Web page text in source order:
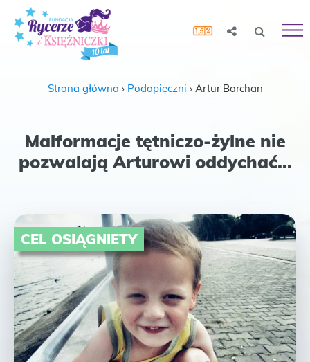
Strona główna › Podopieczni › Artur Barchan
Malformacje tętniczo-żylne nie
pozwalają Arturowi oddychać...
CEL OSIĄGNIETY